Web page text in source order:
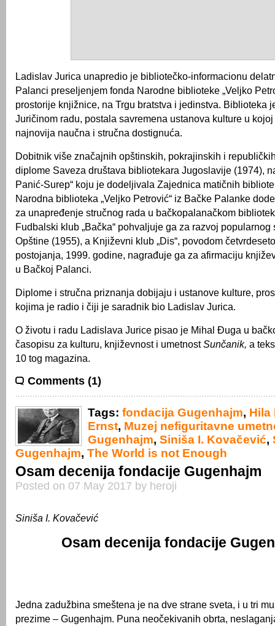
Ladislav Jurica unapredio je bibliotečko-informacionu
Palanci preseljenjem fonda Narodne biblioteke „Veljko
prostorije knjižnice, na Trgu bratstva i jedinstva. Biblioteka
Juričinom radu, postala savremena ustanova kulture u
najnovija naučna i stručna dostignuća.
Dobitnik više značajnih opštinskih, pokrajinskih i
diplome Saveza društava bibliotekara Jugoslavije (1974),
Panić-Surep“ koju je dodeljivala Zajednica matičnih
Narodna biblioteka „Veljko Petrović“ iz Bačke Palanke
za unapređenje stručnog rada u bačkopalanačkom
Fudbalski klub „Bačka“ pohvaljuje ga za razvoj popularnog
Opštine (1955), a Književni klub „Dis“, povodom
postojanja, 1999. godine, nagrađuje ga za afirmaciju
u Bačkoj Palanci.
Diplome i stručna priznanja dobijaju i ustanove kulture,
kojima je radio i čiji je saradnik bio Ladislav Jurica.
O životu i radu Ladislava Jurice pisao je Mihal Đuga u
časopisu za kulturu, književnost i umetnostSunčanik, a
10 tog magazina.
Comments (1)
Tags: fondacija Gugenhajm, Hila
Ernst, Muzej nefiguritavne
Gugenhajm, Siniša I. Kovačević,
Gugenhajm, The World is not Enough
Osam decenija fondacije Gugenhajm
Posted on 07 May 2017 by heroji
Siniša I. Kovačević
Osam decenija fondacije
Jedna zadužbina smeštena je na dve strane sveta, i u tri
prezime – Gugenhajm. Puna neočekivanih obrta,